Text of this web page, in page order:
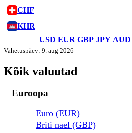
CHF
KHR
USD EUR GBP JPY AUD
Vahetuspäev: 9. aug 2026
Kõik valuutad
Euroopa
Euro (EUR)
Briti nael (GBP)